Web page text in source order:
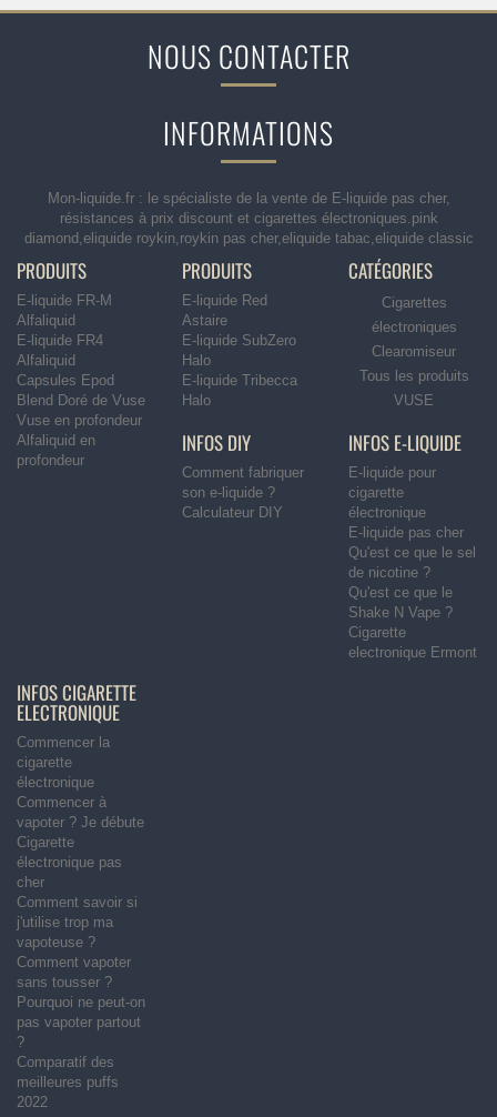
NOUS CONTACTER
INFORMATIONS
Mon-liquide.fr : le spécialiste de la vente de E-liquide pas cher,
résistances à prix discount et cigarettes électroniques.pink
diamond,eliquide roykin,roykin pas cher,eliquide tabac,eliquide classic
PRODUITS
E-liquide FR-M
Alfaliquid
E-liquide FR4
Alfaliquid
Capsules Epod
Blend Doré de Vuse
Vuse en profondeur
Alfaliquid en
profondeur
PRODUITS
E-liquide Red
Astaire
E-liquide SubZero
Halo
E-liquide Tribecca
Halo
CATÉGORIES
Cigarettes
électroniques
Clearomiseur
Tous les produits
VUSE
INFOS DIY
Comment fabriquer
son e-liquide ?
Calculateur DIY
INFOS E-LIQUIDE
E-liquide pour
cigarette
électronique
E-liquide pas cher
Qu'est ce que le sel
de nicotine ?
Qu'est ce que le
Shake N Vape ?
Cigarette
electronique Ermont
INFOS CIGARETTE
ELECTRONIQUE
Commencer la
cigarette
électronique
Commencer à
vapoter ? Je débute
Cigarette
électronique pas
cher
Comment savoir si
j'utilise trop ma
vapoteuse ?
Comment vapoter
sans tousser ?
Pourquoi ne peut-on
pas vapoter partout
?
Comparatif des
meilleures puffs
2022